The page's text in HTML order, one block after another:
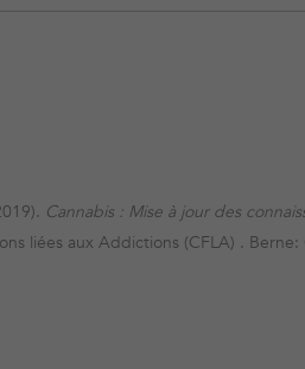
Cannabis : Mise à jour des
liées aux Addictions (CFLA) .